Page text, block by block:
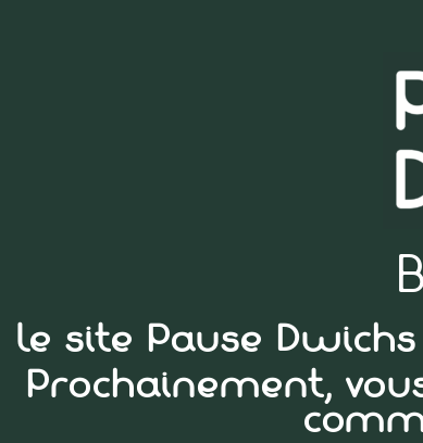
Le site Pause
Prochainement,